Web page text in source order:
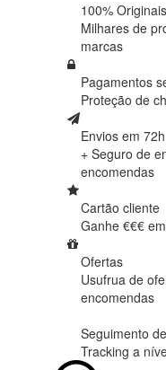
100% Originais
Milhares de
marcas
Pagamentos
Proteção de
Envios em
+ Seguro de
encomendas
Cartão cliente
Ganhe €€€ em
Ofertas
Usufrua de
encomendas
Seguimento
Tracking a